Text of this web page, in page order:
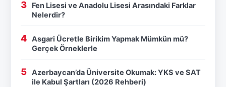
Fen Lisesi ve Anadolu Lisesi Arasındaki Farklar
Nelerdir?
Asgari Ücretle Birikim Yapmak Mümkün mü?
Gerçek Örneklerle
Azerbaycan’da Üniversite Okumak: YKS ve SAT
ile Kabul Şartları (2026 Rehberi)